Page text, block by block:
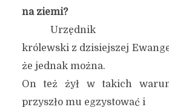
na ziemi?
Urzędnik
królewski z dzisiejszej
że jednak można.
On też żył w takich
przyszło mu egzystować i